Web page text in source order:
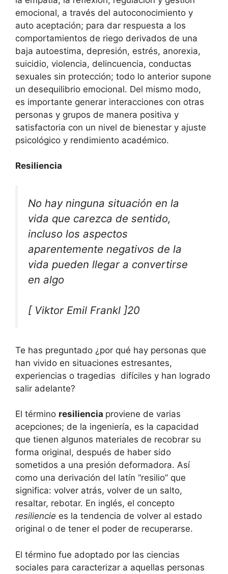
emocional, a través del autoconocimiento y
auto aceptación; para dar respuesta a los
comportamientos de riego derivados de una
baja autoestima, depresión, estrés, anorexia,
suicidio, violencia, delincuencia, conductas
sexuales sin protección; todo lo anterior supone
un desequilibrio emocional. Del mismo modo,
es importante generar interacciones con otras
personas y grupos de manera positiva y
satisfactoria con un nivel de bienestar y ajuste
psicológico y rendimiento académico.
Resiliencia
No hay ninguna situación en la
vida que carezca de sentido,
incluso los aspectos
aparentemente negativos de la
vida pueden llegar a convertirse
en algo
[ Viktor Emil Frankl ]20
Te has preguntado ¿por qué hay personas que
han vivido en situaciones estresantes,
experiencias o tragedias difíciles y han logrado
salir adelante?
El término resiliencia proviene de varias
acepciones; de la ingeniería, es la capacidad
que tienen algunos materiales de recobrar su
forma original, después de haber sido
sometidos a una presión deformadora. Así
como una derivación del latín “resilio” que
significa: volver atrás, volver de un salto,
resaltar, rebotar. En inglés, el concepto
resiliencie es la tendencia de volver al estado
original o de tener el poder de recuperarse.
El término fue adoptado por las ciencias
sociales para caracterizar a aquellas personas